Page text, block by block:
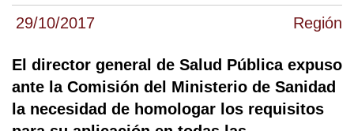
29/10/2017 Región
El director general de Salud Pública expuso
ante la Comisión del Ministerio de Sanidad
la necesidad de homologar los requisitos